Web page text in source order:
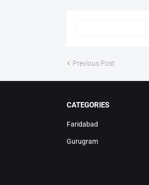
Previous Post
CATEGORIES
Faridabad
Gurugram